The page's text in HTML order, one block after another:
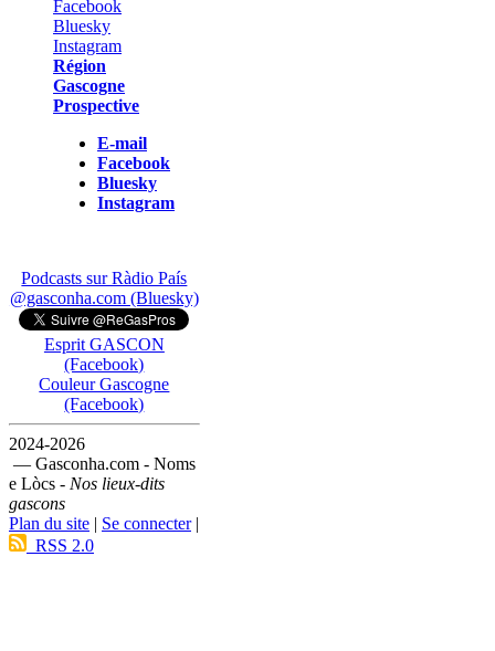
Région
Gascogne
Prospective
E-mail
Facebook
Bluesky
Instagram
Podcasts sur Ràdio País
@gasconha.com (Bluesky)
Esprit GASCON
(Facebook)
Couleur Gascogne
(Facebook)
2024-2026
— Gasconha.com - Noms
e Lòcs - Nos lieux-dits
gascons
Plan du site | Se connecter|
RSS 2.0